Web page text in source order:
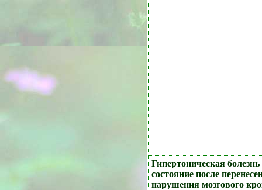
Гипертоническая
состояние после
нарушения мозгового